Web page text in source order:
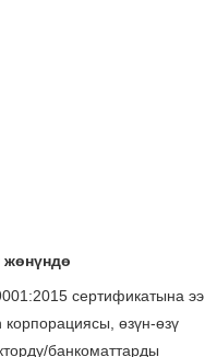
жөнүндө
корпорациясы, өзүн-өзү
банкоматтарды